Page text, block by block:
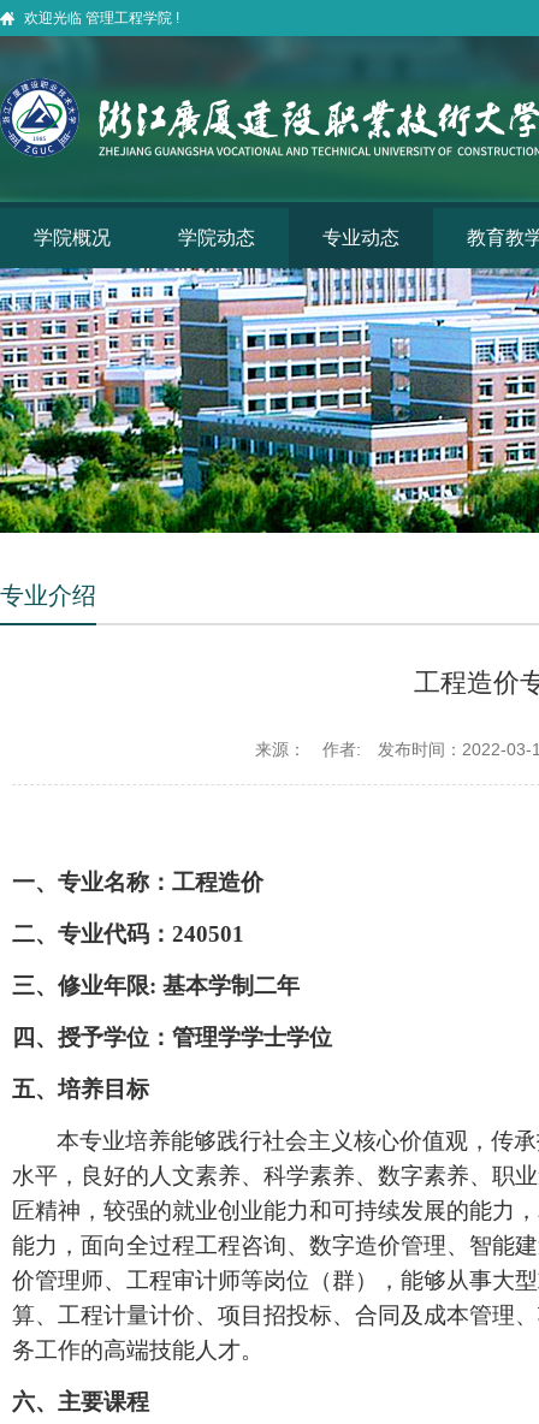
欢迎光临 管理工程学院 !
学院概况 学院动态 专业动态 教育教
专业介绍
工程造价
来源： 作者: 发布时间：2022-03-
一、专业名称：工程造价
二、专业代码： 240501
三、修业年限: 基本学制二年
四、授予学位：管理学学士学位
五、培养目标
本专业培养能够践行社会主义核心价值观，传
水平，良好的人文素养、科学素养、数字素养、职
匠精神，较强的就业创业能力和可持续发展的能力
能力，面向全过程工程咨询、数字造价管理、智能
价管理师、工程审计师等岗位（群），能够从事大
算、工程计量计价、项目招投标、合同及成本管理
务工作的高端技能人才。
六、 主要课程